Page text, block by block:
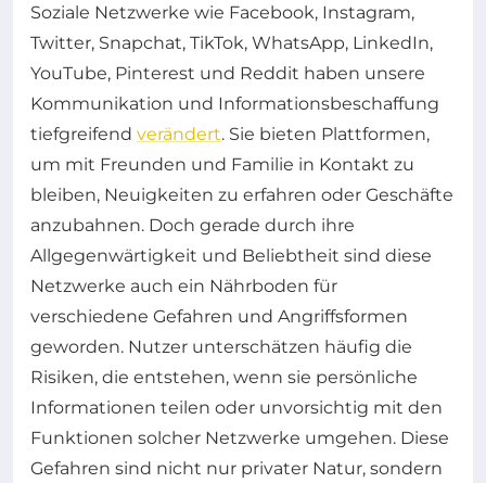
Soziale Netzwerke wie Facebook, Instagram,
Twitter, Snapchat, TikTok, WhatsApp, LinkedIn,
YouTube, Pinterest und Reddit haben unsere
Kommunikation und Informationsbeschaffung
tiefgreifend verändert. Sie bieten Plattformen,
um mit Freunden und Familie in Kontakt zu
bleiben, Neuigkeiten zu erfahren oder Geschäfte
anzubahnen. Doch gerade durch ihre
Allgegenwärtigkeit und Beliebtheit sind diese
Netzwerke auch ein Nährboden für
verschiedene Gefahren und Angriffsformen
geworden. Nutzer unterschätzen häufig die
Risiken, die entstehen, wenn sie persönliche
Informationen teilen oder unvorsichtig mit den
Funktionen solcher Netzwerke umgehen. Diese
Gefahren sind nicht nur privater Natur, sondern